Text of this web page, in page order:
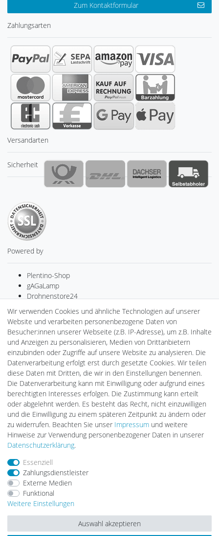
Zum Kontaktformular
Zahlungsarten
Versandarten
Sicherheit
Powered by
Plentino-Shop
gAGaLamp
Drohnenstore24
MeinUSB
Batteriespeicher
PlentiSolar
Gebrauchtlicht
Ledkauf
DEYESOLAR
Lightech Connect
CardanLight Europe
FORTIMO LEDs
LED-RETROSHOP
Wallbox24
Impressum
Barrierefreiheitserklärung
Vertrag widerrufen
Wir verwenden Cookies und ähnliche Technologien auf unserer
Website und verarbeiten personenbezogene Daten von
Besucher:innen unserer Webseite (z.B. IP-Adresse), um z.B. Inhalte
und Anzeigen zu personalisieren, Medien von Drittanbietern
einzubinden oder Zugriffe auf unsere Website zu analysieren. Die
Datenverarbeitung erfolgt erst durch gesetzte Cookies. Wir teilen
diese Daten mit Dritten, die wir in den Einstellungen benennen.
Die Datenverarbeitung kann mit Einwilligung oder aufgrund eines
berechtigten Interesses erfolgen. Die Zustimmung kann erteilt
oder abgelehnt werden. Es besteht das Recht, nicht einzuwilligen
und die Einwilligung zu einem späteren Zeitpunkt zu ändern oder
zu widerrufen. Beachten Sie unser Impressum und weitere
Hinweise zur Verwendung personenbezogener Daten in unserer
Daten­schutz­erklärung.
Essenziell
Zahlungsdienstleister
Externe Medien
Funktional
Weitere Einstellungen
Auswahl akzeptieren